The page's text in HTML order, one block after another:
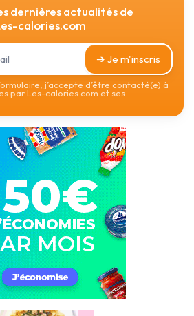
dernières actualités de
calories.com
➔ Je m'inscris
j’accepte d’être contacté(e) à
par Les-calories.com et ses